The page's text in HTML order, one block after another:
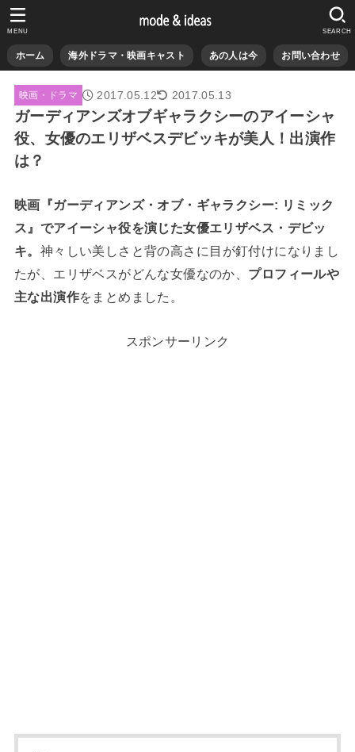
ホーム 海外ドラマ・映画キャスト あの人は今 お問い合わせ
SEARCH
MENU
映画・ドラマ 2017.05.12 2017.05.13
ガーディアンズオブギャラクシーのアイーシャ
役、女優のエリザベスデビッキが美人！出演作
は？
映画『ガーディアンズ・オブ・ギャラクシー: リミック
ス』でアイーシャ役を演じた女優エリザベス・デビッ
キ。 神々しい美しさと背の高さに目が釘付けになりまし
たが、エリザベスがどんな女優なのか、 プロフィールや
主な出演作をまとめました。
スポンサーリンク